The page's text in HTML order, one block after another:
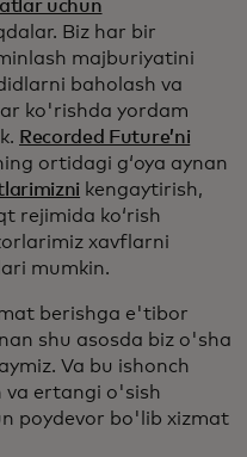
uchun
Biz har bir
majburiyatini
baholash va
ko'rishda yordam
Recorded Future’ni
ortidagi g‘oya aynan
kengaytirish,
rejimida ko‘rish
xavflarni
mumkin.
berishga e'tibor
shu asosda biz o'sha
Va bu ishonch
ertangi o'sish
poydevor bo'lib xizmat